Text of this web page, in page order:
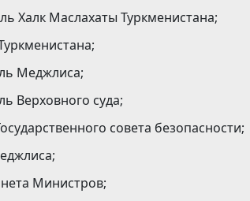
Халк Маслахаты Туркменистана;
Меджлиса;
Верховного суда;
совета безопасности;
Министров;